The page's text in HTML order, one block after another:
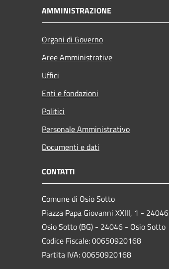
AMMINISTRAZIONE
Organi di Governo
Aree Amministrative
Uffici
Enti e fondazioni
Politici
Personale Amministrativo
Documenti e dati
CONTATTI
Comune di Osio Sotto
Piazza Papa Giovanni XXIII, 1 - 24046
Osio Sotto (BG) - 24046 - Osio Sotto
Codice Fiscale: 00650920168
Partita IVA: 00650920168